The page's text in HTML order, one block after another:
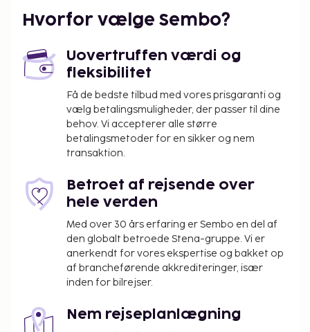
Gæsterne har blandt andet adgang til en døgnåben
reception, bagageopbevaring og vaskeri. Gratis
brug af praktiske faciliteter, såsom concierge-
tjenester, fælles stue og automat. Tag et smut forbi
den lokale købmand/dagligvarebutik, der betjener
HOTEL ZAGONEL s gæster. Gratis komplet
morgenmad serveres dagligt fra kl. 06.30 til kl.
Tillægsgebyr for parkeringsservice: BRL 20 pr.
nat
Gebyr for nærliggende parkering: 20 BRL pr. nat
(10 meter væk)
Ovenstående liste er muligvis ikke fuldstændig.
Gebyrer og depositummer inkluderer muligvis ikke
skat og kan ændres uden varsel.
under 18 år, skal fremvise barnets fødselsattest
eller billed-ID (f.eks. pas) ved indtjekning. Ved
Hvorfor vælge Sembo?
Uovertruffen værdi og
fleksibilitet
Få de bedste tilbud med vores prisgaranti og
vælg betalingsmuligheder, der passer til dine
behov. Vi accepterer alle større
betalingsmetoder for en sikker og nem
transaktion.
Betroet af rejsende over
hele verden
Med over 30 års erfaring er Sembo en del af
den globalt betroede Stena-gruppe. Vi er
anerkendt for vores ekspertise og bakket op
af brancheførende akkrediteringer, især
inden for bilrejser.
Nem rejseplanlægning